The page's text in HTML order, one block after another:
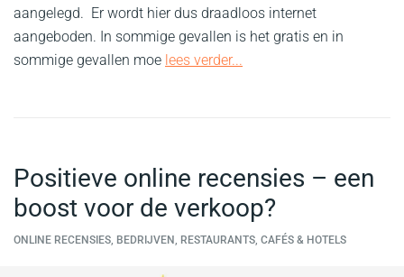
aangelegd. Er wordt hier dus draadloos internet
aangeboden. In sommige gevallen is het gratis en in
sommige gevallen moe lees verder...
Positieve online recensies – een
boost voor de verkoop?
ONLINE RECENSIES, BEDRIJVEN, RESTAURANTS, CAFÉS & HOTELS